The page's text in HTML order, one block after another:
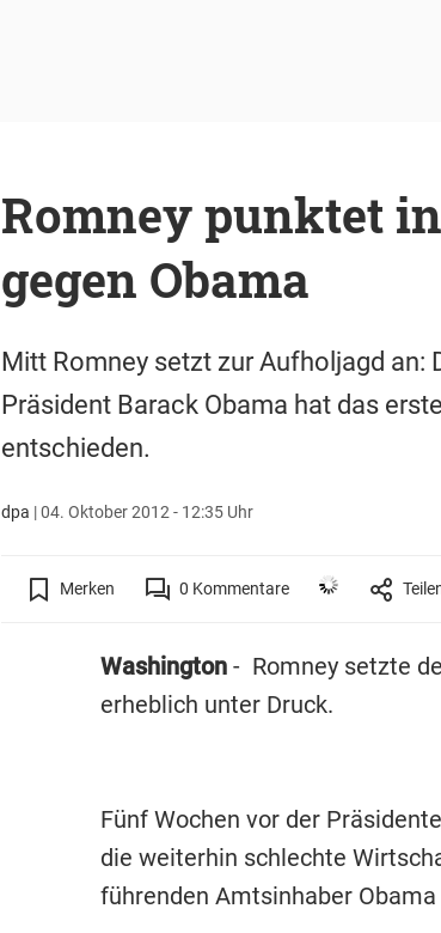
Romney punktet
gegen Obama
Mitt Romney setzt zur Aufholjagd an:
Präsident Barack Obama hat das
entschieden.
dpa |04. Oktober 2012 - 12:35 Uhr
Merken 0 Kommentare
Washington- Romney setzte
erheblich unter Druck.
Fünf Wochen vor der
die weiterhin schlechte
führenden Amtsinhaber Obama